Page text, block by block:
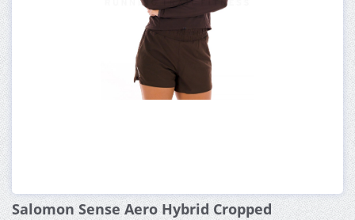
Salomon Sense Aero Hybrid Cropped